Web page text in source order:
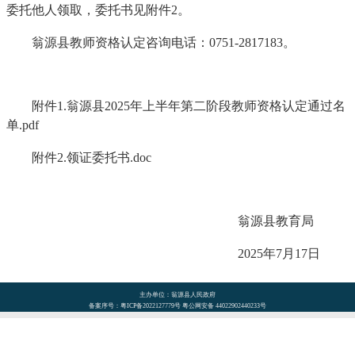
委托他人领取，委托书见附件2。
翁源县教师资格认定咨询电话：0751-2817183。
附件1.翁源县2025年上半年第二阶段教师资格认定通过名
单.pdf
附件2.领证委托书.doc
翁源县教育局
2025年7月17日
主办单位：翁源县人民政府
备案序号：粤ICP备2022127779号 粤公网安备 44022902440233号